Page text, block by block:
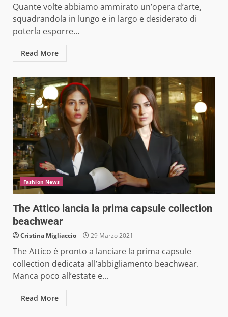
Quante volte abbiamo ammirato un’opera d’arte,
squadrandola in lungo e in largo e desiderato di
poterla esporre...
Read More
Fashion News
The Attico lancia la prima capsule collection
beachwear
Cristina Migliaccio 29 Marzo 2021
The Attico è pronto a lanciare la prima capsule
collection dedicata all’abbigliamento beachwear.
Manca poco all’estate e...
Read More